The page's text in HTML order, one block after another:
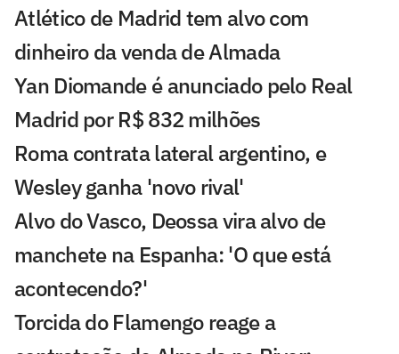
Atlético de Madrid tem alvo com
dinheiro da venda de Almada
Yan Diomande é anunciado pelo Real
Madrid por R$ 832 milhões
Roma contrata lateral argentino, e
Wesley ganha 'novo rival'
Alvo do Vasco, Deossa vira alvo de
manchete na Espanha: 'O que está
acontecendo?'
Torcida do Flamengo reage a